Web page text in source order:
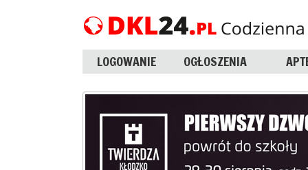
LOGOWANIE OGŁOSZENIA